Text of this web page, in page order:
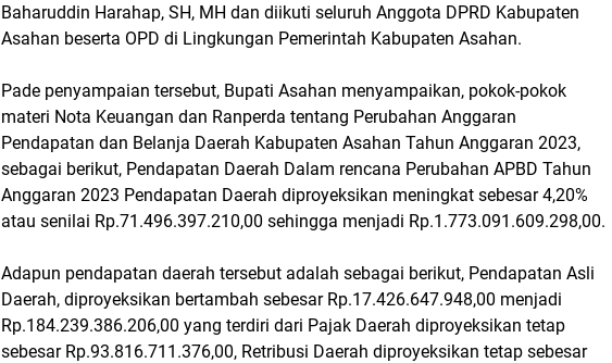
Baharuddin Harahap, SH, MH dan diikuti seluruh Anggota DPRD Kabupaten
Asahan beserta OPD di Lingkungan Pemerintah Kabupaten Asahan.
Pade penyampaian tersebut, Bupati Asahan menyampaikan, pokok-pokok
materi Nota Keuangan dan Ranperda tentang Perubahan Anggaran
Pendapatan dan Belanja Daerah Kabupaten Asahan Tahun Anggaran 2023,
sebagai berikut, Pendapatan Daerah Dalam rencana Perubahan APBD Tahun
Anggaran 2023 Pendapatan Daerah diproyeksikan meningkat sebesar 4,20%
atau senilai Rp.71.496.397.210,00 sehingga menjadi Rp.1.773.091.609.298,00.
Adapun pendapatan daerah tersebut adalah sebagai berikut, Pendapatan Asli
Daerah, diproyeksikan bertambah sebesar Rp.17.426.647.948,00 menjadi
Rp.184.239.386.206,00 yang terdiri dari Pajak Daerah diproyeksikan tetap
sebesar Rp.93.816.711.376,00, Retribusi Daerah diproyeksikan tetap sebesar